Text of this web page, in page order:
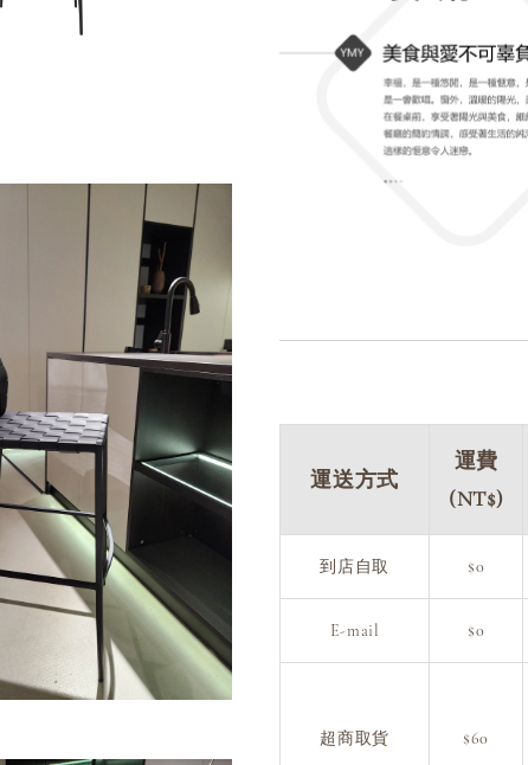
運送方式
運費
(NT$)
到店自取 $0
E-mail $0
超商取貨 $60